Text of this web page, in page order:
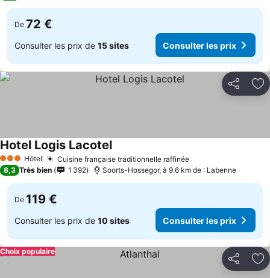
De 72 €
Consulter les prix de 15 sites Consulter les prix
Partager
3 ÉtoilesHôtel Cuisine française traditionnelle raffinée
Hotel Logis Lacotel
8,3 Très bien 1 392 Soorts-Hossegor, à 9.6 km de : Labenne
De 119 €
Consulter les prix de 10 sites Consulter les prix
Partager
Choix populaire